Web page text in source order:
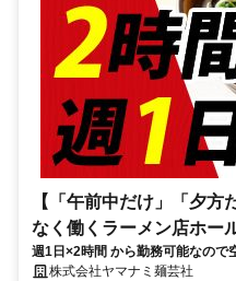
【「午前中だけ」「夕
なく働くラーメン店ホー
週1日×2時間 から勤務可能なので
株式会社ヤマナミ麺芸社